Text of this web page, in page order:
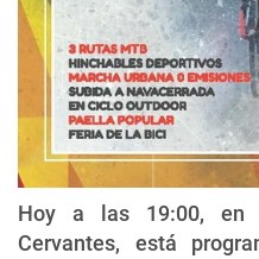
Hoy a las 19:00, en
Cervantes, está